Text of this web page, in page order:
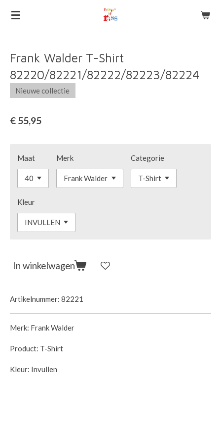
Ga
hoofdinhoud
Frank Walder T-Shirt
82220/82221/82222/82223/82224
Nieuwe collectie
€ 55,95
Maat Merk Categorie
Kleur
In winkelwagen
Artikelnummer: 82221
Merk: Frank Walder
Product: T-Shirt
Kleur: Invullen